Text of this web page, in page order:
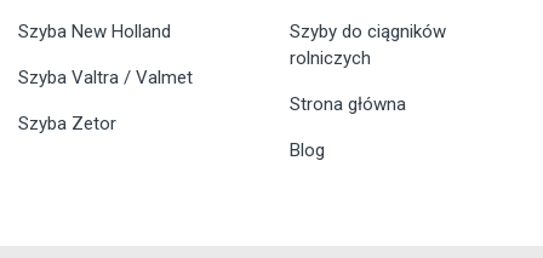
Szyba New Holland
Szyba Valtra / Valmet
Szyba Zetor
Szyby do ciągników
rolniczych
Strona główna
Blog